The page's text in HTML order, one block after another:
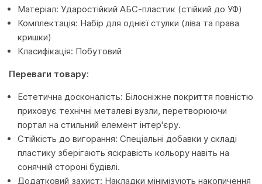
Матеріал: Ударостійкий АБС-пластик (стійкий до УФ)
Комплектація: Набір для однієї стулки (ліва та права
кришки)
Класифікація: Побутовий
Переваги товару:
Естетична досконалість: Білосніжне покриття повністю
приховує технічні металеві вузли, перетворюючи
портал на стильний елемент інтер'єру.
Стійкість до вигорання: Спеціальні добавки у складі
пластику зберігають яскравість кольору навіть на
сонячній стороні будівлі.
Додатковий захист: Накладки мінімізують накопичення